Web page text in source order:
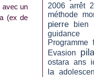
un
(ex de
2006 arrêt
méthode
pierre
bien
guidance
Programme
Evasion
ostara ans
la